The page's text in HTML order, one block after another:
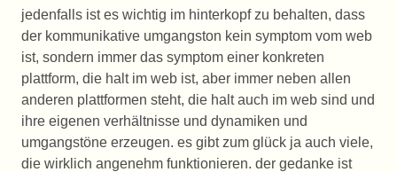
jedenfalls ist es wichtig im hinterkopf zu behalten, dass
der kommunikative umgangston kein symptom vom web
ist, sondern immer das symptom einer konkreten
plattform, die halt im web ist, aber immer neben allen
anderen plattformen steht, die halt auch im web sind und
ihre eigenen verhältnisse und dynamiken und
umgangstöne erzeugen. es gibt zum glück ja auch viele,
die wirklich angenehm funktionieren. der gedanke ist